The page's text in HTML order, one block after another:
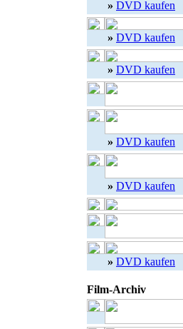
» DVD kaufen
» DVD kaufen
» DVD kaufen
» DVD kaufen
» DVD kaufen
» DVD kaufen
Film-Archiv